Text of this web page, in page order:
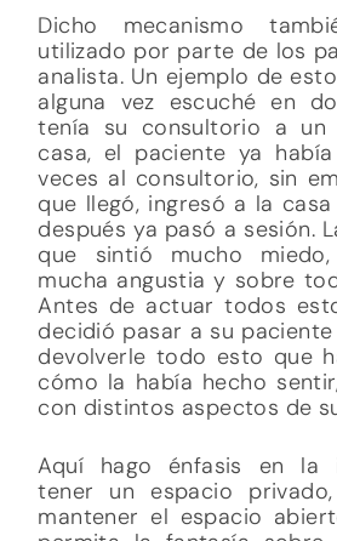
Dicho mecanismo
utilizado por parte de los
analista. Un ejemplo de
alguna vez escuché en
tenía su consultorio a
casa, el paciente ya
veces al consultorio, sin
que llegó, ingresó a la
después ya pasó a sesión.
que sintió mucho
mucha angustia y sobre
Antes de actuar todos
decidió pasar a su
devolverle todo esto que
cómo la había hecho
con distintos aspectos de
Aquí hago énfasis en la
tener un espacio
mantener el espacio